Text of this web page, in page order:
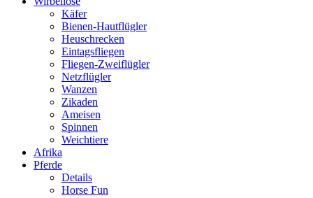
Käfer
Bienen-Hautflügler
Heuschrecken
Eintagsfliegen
Fliegen-Zweiflügler
Netzflügler
Wanzen
Zikaden
Ameisen
Spinnen
Weichtiere
Afrika
Pferde
Details
Horse Fun